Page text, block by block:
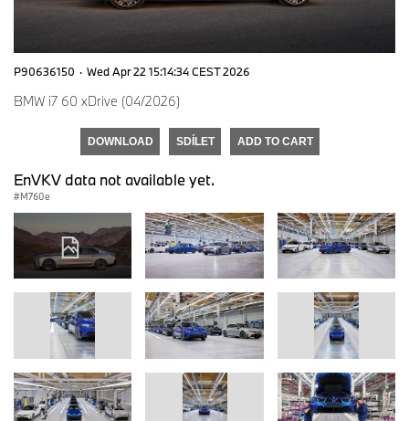
P90636150 · Wed Apr 22 15:14:34 CEST 2026
BMW i7 60 xDrive (04/2026)
DOWNLOAD SDÍLET ADD TO CART
EnVKV data not available yet.
M760e